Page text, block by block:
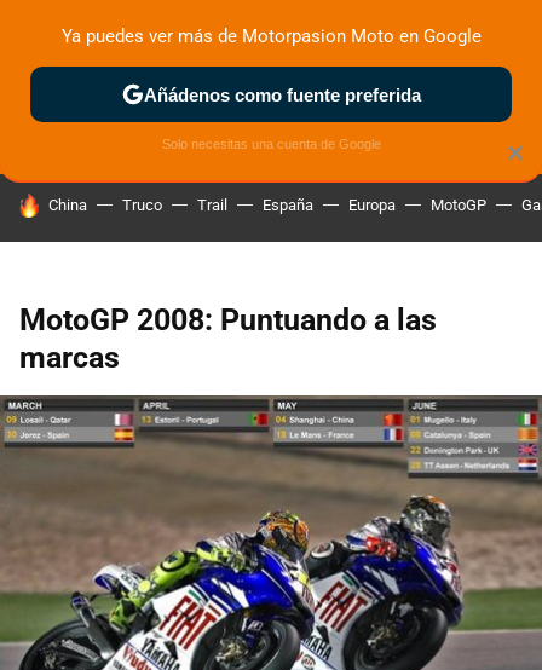
ZONA DE PRUEBAS DEPORTIVAS MOTOS ELÉCTRICAS
HOY SE HABLA DE
China Truco Trail España Europa MotoGP
MotoGP 2008: Puntuando a las
marcas
×
Ya puedes ver más de Motorpasion Moto en Google
Añádenos como fuente preferida
Solo necesitas una cuenta de Google